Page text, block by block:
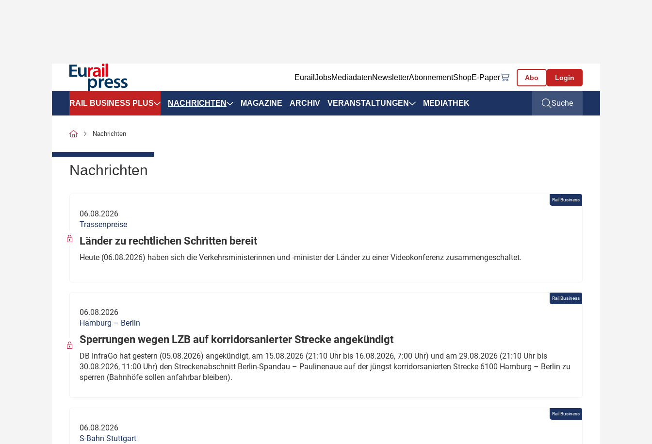
EurailJobsMediadatenNewsletterAbonnementShopE-Paper Abo Login
RAIL BUSINESS PLUS
SPNV-Marktdaten
Politik
wen?
Thema des Monats
Dossier: Generalsanierung
Dossier: ETCS
Dossier:
NACHRICHTEN MAGAZINE ARCHIV VERANSTALTUNGEN MEDIATHEK Suche
Nachrichten
Nachrichten
Rail Business
06.08.2026
Trassenpreise
Länder zu rechtlichen Schritten bereit
Heute (06.08.2026) haben sich die Verkehrsministerinnen und -minister der Länder zu einer Videokonferenz zusammengeschaltet.
Rail Business
06.08.2026
Hamburg – Berlin
Sperrungen wegen LZB auf korridorsanierter Strecke angekündigt
DB InfraGo hat gestern (05.08.2026) angekündigt, am 15.08.2026 (21:10 Uhr bis 16.08.2026, 7:00 Uhr) und am 29.08.2026 (21:10 Uhr bis
30.08.2026, 11:00 Uhr) den Streckenabschnitt Berlin-Spandau – Paulinenaue auf der jüngst korridorsanierten Strecke 6100 Hamburg – Berlin zu
sperren (Bahnhöfe sollen anfahrbar bleiben).
Rail Business
06.08.2026
S-Bahn Stuttgart